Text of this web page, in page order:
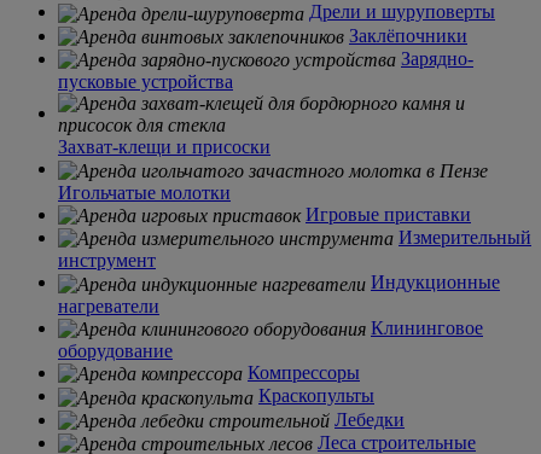
Дрели и шуруповерты
Заклёпочники
Зарядно-
пусковые устройства
Захват-клещи и присоски
Игольчатые молотки
Игровые приставки
Измерительный
инструмент
Индукционные
нагреватели
Клининговое
оборудование
Компрессоры
Краскопульты
Лебедки
Леса строительные